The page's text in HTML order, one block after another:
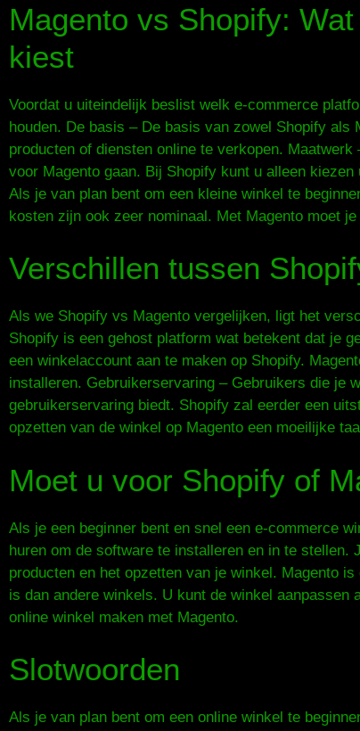
Magento vs Shopify:
kiest
Voordat u uiteindelijk beslist welk e-commerce
houden. De basis – De basis van zowel Shopify
producten of diensten online te verkopen.
voor Magento gaan. Bij Shopify kunt u alleen
Als je van plan bent om een kleine winkel te
kosten zijn ook zeer nominaal. Met Magento moet
Verschillen tussen
Als we Shopify vs Magento vergelijken, ligt het
Shopify is een gehost platform wat betekent dat je
een winkelaccount aan te maken op Shopify.
installeren. Gebruikerservaring – Gebruikers die je
gebruikerservaring biedt. Shopify zal eerder een
opzetten van de winkel op Magento een moeilijke
Moet u voor Shopify of
Als je een beginner bent en snel een e-commerce
huren om de software te installeren en in te stellen.
producten en het opzetten van je winkel. Magento
is dan andere winkels. U kunt de winkel aanpassen
online winkel maken met Magento.
Slotwoorden
Als je van plan bent om een online winkel te